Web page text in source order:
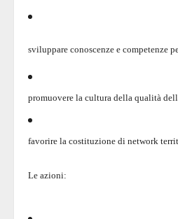
sviluppare conoscenze e
promuovere la cultura della qualità
favorire la costituzione di network
Le azioni: